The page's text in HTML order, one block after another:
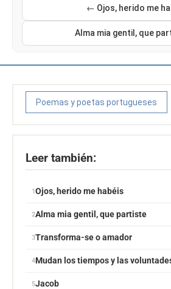
← Ojos, herido me
Alma mia gentil, que
Poemas y poetas portugueses
Leer también:
Ojos, herido me habéis
Alma mia gentil, que partiste
Transforma-se o amador
Mudan los tiempos y las
Jacob